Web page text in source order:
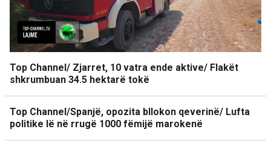
Top Channel/ Zjarret, 10 vatra ende aktive/ Flakët
shkrumbuan 34.5 hektarë tokë
Top Channel/Spanjë, opozita bllokon qeverinë/ Lufta
politike lë në rrugë 1000 fëmijë marokenë